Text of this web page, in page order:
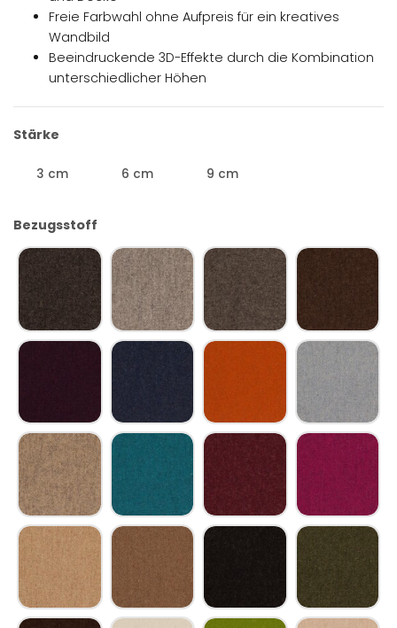
Freie Farbwahl ohne Aufpreis für ein kreatives
Wandbild
Beeindruckende 3D-Effekte durch die Kombination
unterschiedlicher Höhen
Stärke
3 cm
3 cm 6 cm
6 cm 9 cm
9 cm
Bezugsstoff
Wollfilzstoff anthrazitgrauWollfilzstoff verkehrsgrauWollfilzstoff eisengrau
Wollfilzstoff
Wollfilzstoff purpurviolettWollfilzstoff verkehrsblauWollfilzstoff terrakotta
Wollfilzstoff
Wollfilzstoff kieselgrauWollfilzstoff wasserblauWollfilzstoff rotlilaWollfilzstoff
Wollfilzstoff braunbeigeWollfilzstoff blassbraunWollfilzstoff graphitschwarz
Wollfilzstoff